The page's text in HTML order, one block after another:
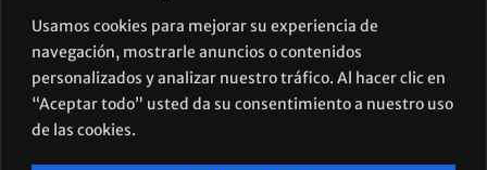
Usamos cookies para mejorar su experiencia de
navegación, mostrarle anuncios o contenidos
personalizados y analizar nuestro tráfico. Al hacer clic en
“Aceptar todo” usted da su consentimiento a nuestro uso
de las cookies.
Todo eso lo desarrollamos en Visualfood como parte
de una estrategia global de posicionamiento y
expansión.